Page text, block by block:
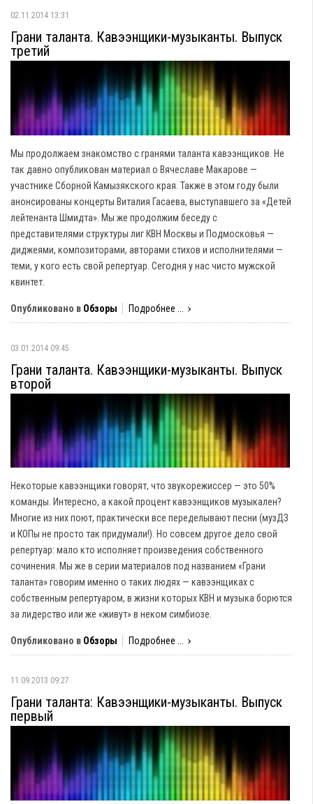
02.11.2014 13:31
Грани таланта. Кавээнщики-музыканты. Выпуск
третий
Мы продолжаем знакомство с гранями таланта кавээнщиков. Не
так давно опубликован материал о Вячеславе Макарове —
участнике Сборной Камызякского края. Также в этом году были
анонсированы концерты Виталия Гасаева, выступавшего за «Детей
лейтенанта Шмидта». Мы же продолжим беседу с
представителями структуры лиг КВН Москвы и Подмосковья —
диджеями, композиторами, авторами стихов и исполнителями —
теми, у кого есть свой репертуар. Сегодня у нас чисто мужской
квинтет.
Опубликовано в Обзоры Подробнее ...
03.01.2014 09:45
Грани таланта. Кавээнщики-музыканты. Выпуск
второй
Некоторые кавээнщики говорят, что звукорежиссер — это 50%
команды. Интересно, а какой процент кавээнщиков музыкален?
Многие из них поют, практически все переделывают песни (музДЗ
и КОПы не просто так придумали!). Но совсем другое дело свой
репертуар: мало кто исполняет произведения собственного
сочинения. Мы же в серии материалов под названием «Грани
таланта» говорим именно о таких людях — кавээнщиках с
собственным репертуаром, в жизни которых КВН и музыка борются
за лидерство или же «живут» в неком симбиозе.
Опубликовано в Обзоры Подробнее ...
11.09.2013 09:27
Грани таланта: Кавээнщики-музыканты. Выпуск
первый